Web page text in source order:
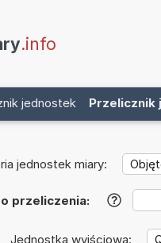
.info
jednostek Przelicznik
jednostek miary:
przeliczenia: ?
Jednostka wyjściowa: